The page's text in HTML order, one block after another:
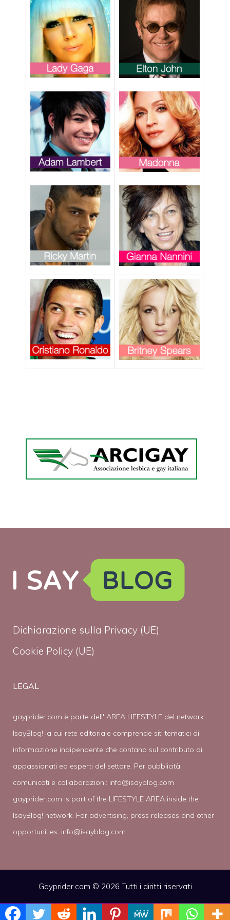
Dichiarazione sulla Privacy (UE)
Cookie Policy (UE)
LEGAL
gayprider.com è parte dell' AREA LIFESTYLE del network
IsayBlog! la cui rete editoriale comprende siti tematici di
informazione indipendente che contano sul contributo di
appassionati ed esperti del settore. Per pubblicità,
comunicati e collaborazioni: info@isayblog.com
gayprider.com is part of the LIFESTYLE AREA inside the
IsayBlog! network. For advertising, press releases and other
opportunities: info@isayblog.com
Gayprider.com © 2026 Tutti i diritti riservati